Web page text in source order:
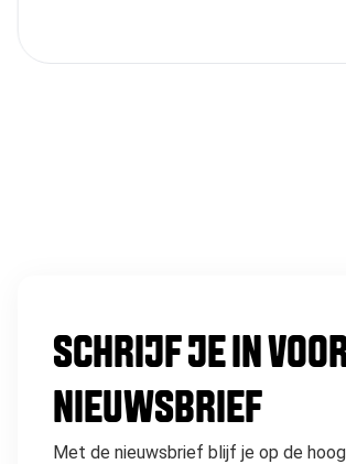
SCHRIJF JE IN
NIEUWSBRIEF
Met de nieuwsbrief blijf je op de